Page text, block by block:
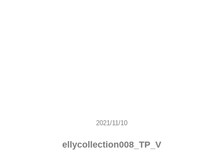
2021/11/10
ellycollection008_TP_V